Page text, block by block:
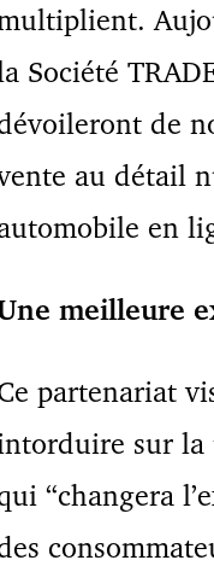
Société
de
au détail
en
meilleure
partenariat
sur la
“changera